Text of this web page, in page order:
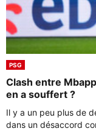
PSG
Clash entre
en a souffert ?
Il y a un peu plus de
dans un désaccord